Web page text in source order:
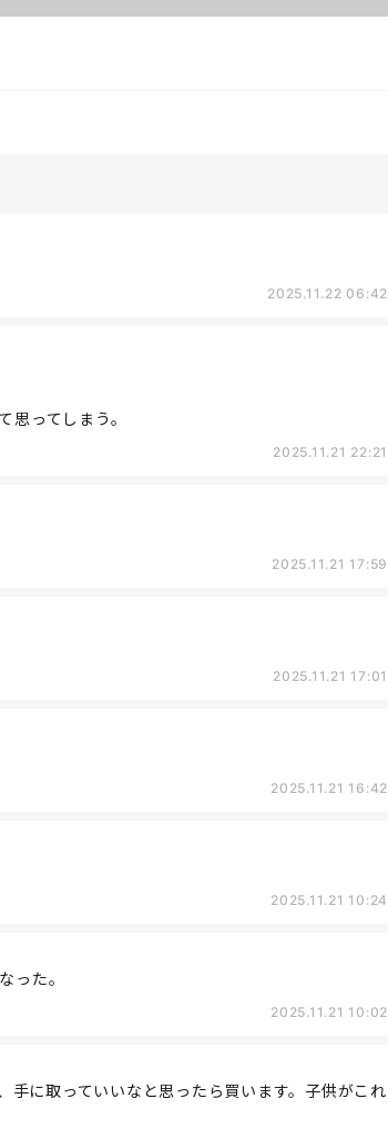
2025.11.22 06:42
ってしまう。
2025.11.21 22:21
2025.11.21 17:59
2025.11.21 17:01
2025.11.21 16:42
2025.11.21 10:24
った。
2025.11.21 10:02
に取っていいなと思ったら買います。子供がこれ